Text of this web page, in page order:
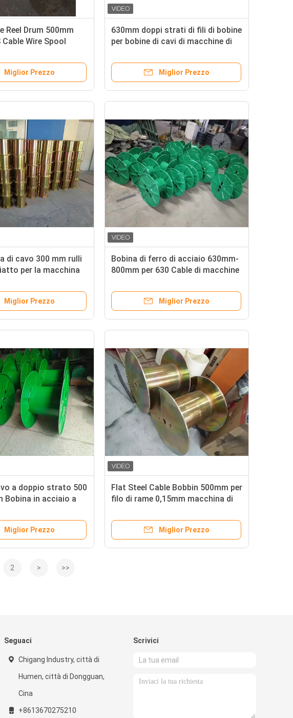
Reel Drum 500mm
Cable Wire Spool
Miglior Prezzo
630mm doppi strati di fili di bobine
per bobine di cavi di macchine di
Miglior Prezzo
di cavo 300 mm rulli
per la macchina
Miglior Prezzo
Bobina di ferro di acciaio 630mm-
800mm per 630 Cable di macchine
Miglior Prezzo
a doppio strato 500
Bobina in acciaio a
Miglior Prezzo
Flat Steel Cable Bobbin 500mm per
filo di rame 0,15mm macchina di
Miglior Prezzo
2 > >>
Seguaci
Chigang Industry, città di
Humen, città di Dongguan,
Cina
+8613670275210
Scrivici